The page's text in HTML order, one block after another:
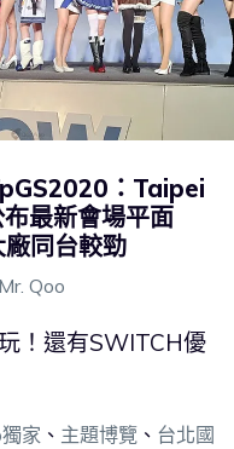
：Taipei
最新會場平面
同台較勁
Mr. Qoo
！還有SWITCH優
家 、 主題博覽、 台北國